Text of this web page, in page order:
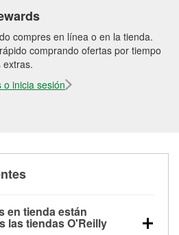
compres en línea o en la tienda.
comprando ofertas por tiempo
extras.
o inicia sesión
en tienda están
las tiendas O'Reilly